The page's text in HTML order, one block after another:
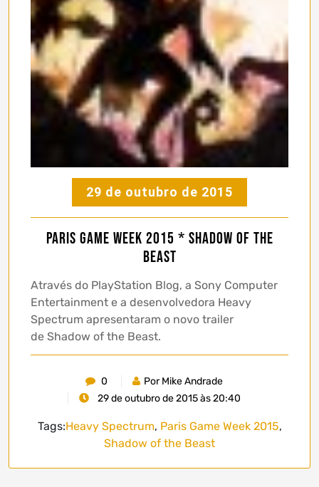
29 de outubro de 2015
Paris Game Week 2015 * Shadow of the
Beast
Através do PlayStation Blog, a Sony Computer
Entertainment e a desenvolvedora Heavy
Spectrum apresentaram o novo trailer
de Shadow of the Beast.
0
Por Mike Andrade
29 de outubro de 2015 às 20:40
Tags:Heavy Spectrum, Paris Game Week 2015,
Shadow of the Beast